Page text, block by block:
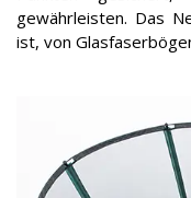
gewährleisten. Das
ist, von